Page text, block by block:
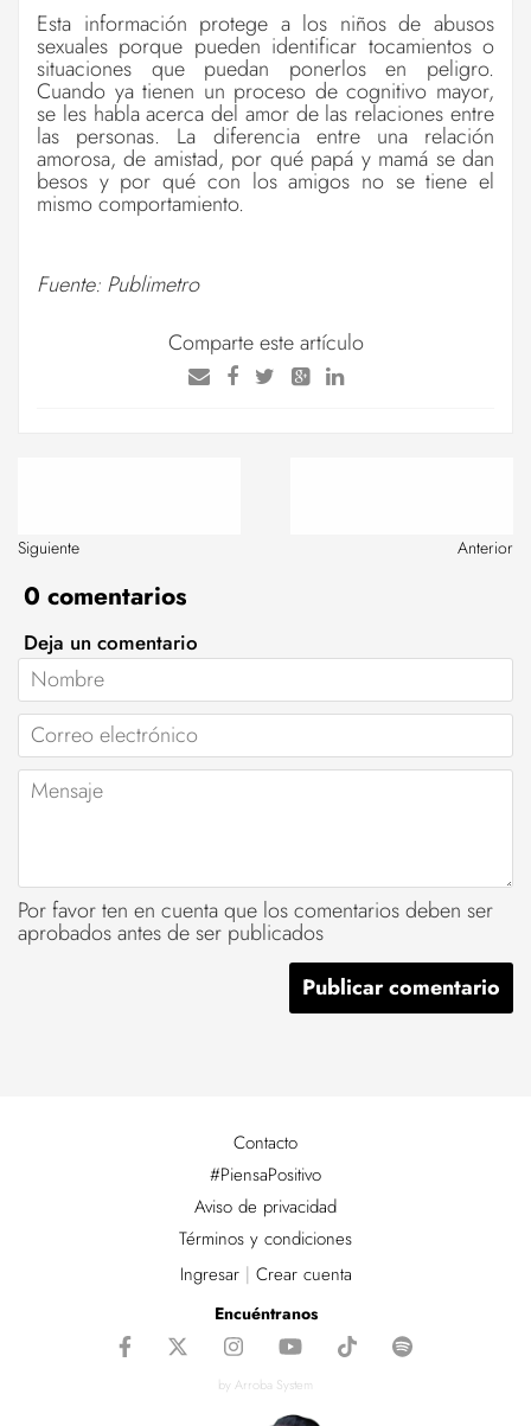
Esta información protege a los niños de abusos
sexuales porque pueden identificar tocamientos o
situaciones que puedan ponerlos en peligro.
Cuando ya tienen un proceso de cognitivo mayor,
se les habla acerca del amor de las relaciones entre
las personas. La diferencia entre una relación
amorosa, de amistad, por qué papá y mamá se dan
besos y por qué con los amigos no se tiene el
mismo comportamiento.
Fuente: Publimetro
Comparte este artículo
Anterior
Siguiente
0 comentarios
Deja un comentario
Nombre
Correo
electrónico
Mensaje
Por favor ten en cuenta que los comentarios deben ser
aprobados antes de ser publicados
Contacto
#PiensaPositivo
Aviso de privacidad
Términos y condiciones
Ingresar| Crear cuenta
Encuéntranos
by Arroba System